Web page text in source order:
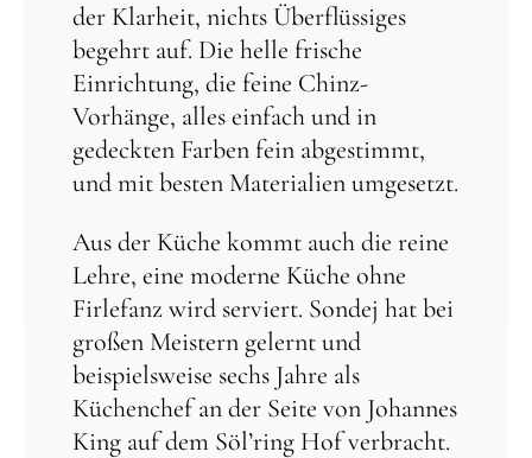
der Klarheit, nichts Überflüssiges
begehrt auf. Die helle frische
Einrichtung, die feine Chinz-
Vorhänge, alles einfach und in
gedeckten Farben fein abgestimmt,
und mit besten Materialien umgesetzt.
Aus der Küche kommt auch die reine
Lehre, eine moderne Küche ohne
Firlefanz wird serviert. Sondej hat bei
großen Meistern gelernt und
beispielsweise sechs Jahre als
Küchenchef an der Seite von Johannes
King auf dem Söl’ring Hof verbracht.